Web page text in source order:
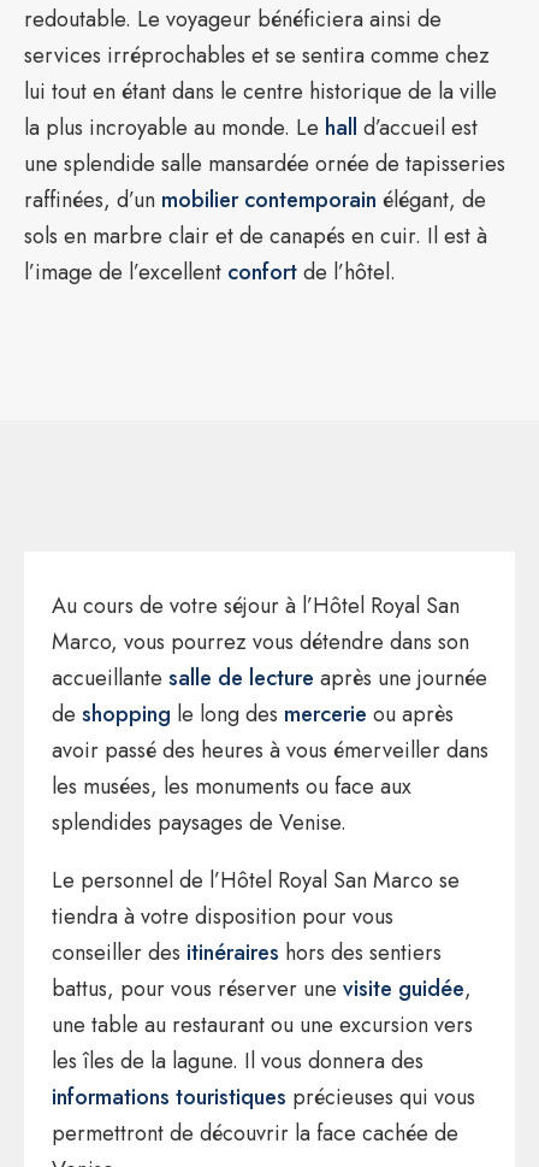
redoutable. Le voyageur bénéficiera ainsi de
services irréprochables et se sentira comme chez
lui tout en étant dans le centre historique de la ville
la plus incroyable au monde. Le hall d’accueil est
une splendide salle mansardée ornée de tapisseries
raffinées, d’un mobilier contemporain élégant, de
sols en marbre clair et de canapés en cuir. Il est à
l’image de l’excellent confortde l’hôtel.
Au cours de votre séjour à l’Hôtel Royal San
Marco, vous pourrez vous détendre dans son
accueillante salle de lecture après une journée
de shopping le long des mercerie ou après
avoir passé des heures à vous émerveiller dans
les musées, les monuments ou face aux
splendides paysages de Venise.
Le personnel de l’Hôtel Royal San Marco se
tiendra à votre disposition pour vous
conseiller des itinéraires hors des sentiers
battus, pour vous réserver une visite guidée,
une table au restaurant ou une excursion vers
les îles de la lagune. Il vous donnera des
informations touristiques précieuses qui vous
permettront de découvrir la face cachée de